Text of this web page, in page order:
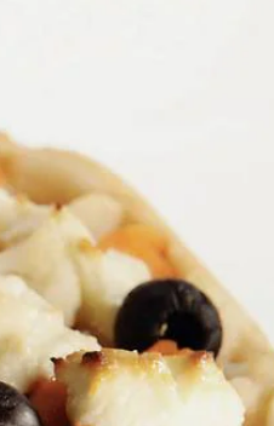
laag vuur indikken. Breng op
Bak de taart in het midden
op 160 °C.